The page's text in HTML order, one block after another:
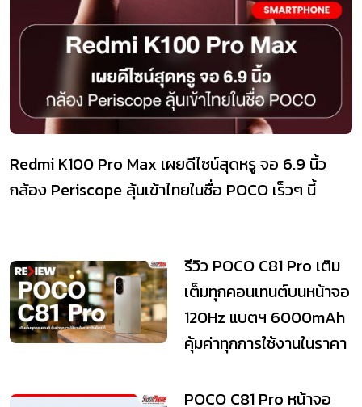
Redmi K100 Pro Max เผยดีไซน์สุดหรู จอ 6.9 นิ้ว
กล้อง Periscope ลุ้นเข้าไทยในชื่อ POCO เร็วๆ นี้
รีวิว POCO C81 Pro เติม
เต็มทุกคอนเทนต์บนหน้าจอ
120Hz แบตฯ 6000mAh
คุ้มค่าทุกการใช้งานในราคา
POCO C81 Pro หน้าจอ